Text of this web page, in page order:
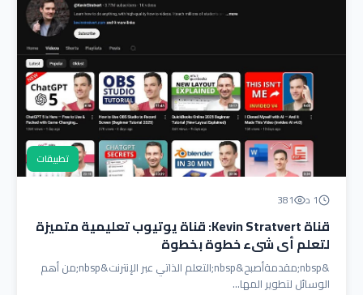
تطبيقات
1 د 381
قناة Kevin Stratvert: قناة يوتيوب تعليمية متميزة
لتعلم أي شيء خطوة بخطوة
&nbsp;مقدمةأصبح&nbsp;التعلم الذاتي عبر الإنترنت&nbsp;من أهم
الوسائل لتطوير المها...